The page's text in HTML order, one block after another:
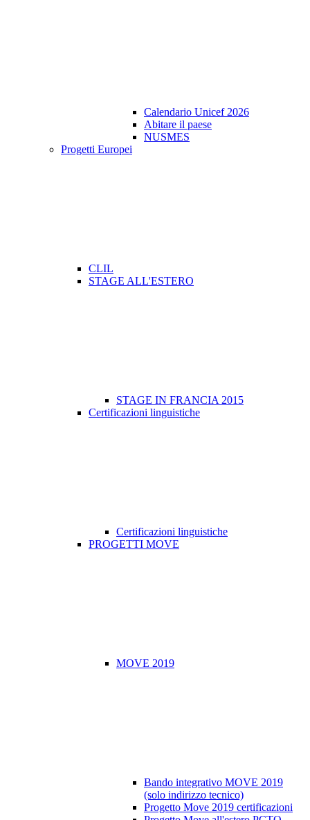
Calendario Unicef 2026
Abitare il paese
NUSMES
Progetti Europei
CLIL
STAGE ALL'ESTERO
STAGE IN FRANCIA 2015
Certificazioni linguistiche
Certificazioni linguistiche
PROGETTI MOVE
MOVE 2019
Bando integrativo MOVE 2019
(solo indirizzo tecnico)
Progetto Move 2019 certificazioni